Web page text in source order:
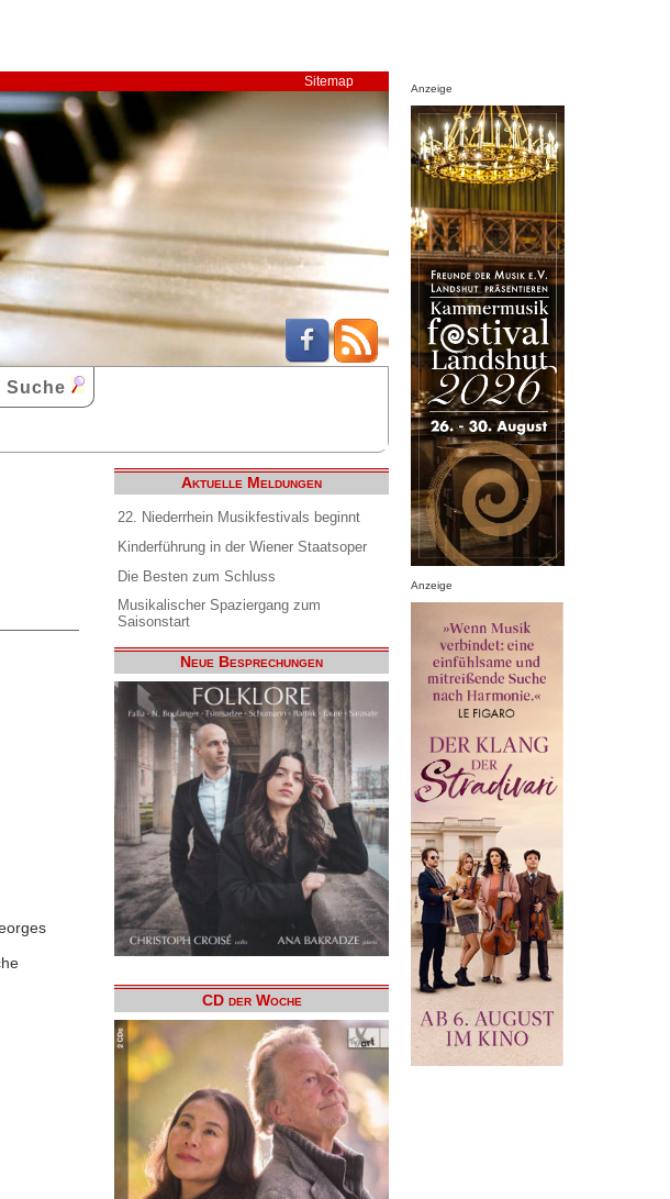
Sitemap
Suche
Aktuelle Meldungen
22. Niederrhein Musikfestivals beginnt
Kinderführung in der Wiener Staatsoper
Die Besten zum Schluss
Musikalischer Spaziergang zum
Saisonstart
Neue Besprechungen
CD der Woche
Anzeige
Anzeige